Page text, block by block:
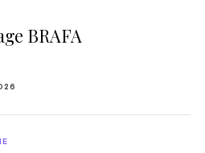
BRAFA